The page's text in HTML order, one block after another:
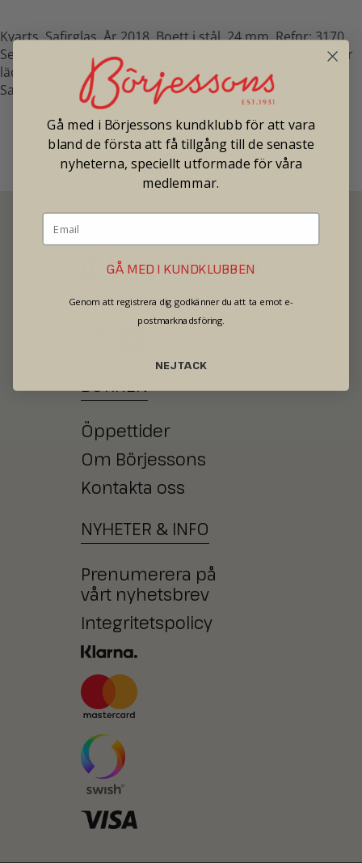
Kvarts. Safirglas. År 2018. Boett i stål, 24 mm. Refnr: 3170.
Serienr: 554231XX. Vit urtavla med romerskt index. Cartier
läderarmband med viklås. Certifikat. Helservad hos Jarl
Sandin. Box. 2 års garanti.
Pris: 36 000
SECOND HAND - JEWELRY - WATCHES
BUTIKEN
Öppettider
Om Börjessons
Kontakta oss
NYHETER & INFO
Prenumerera på
vårt nyhetsbrev
Integritetspolicy
Gå med i Börjessons kundklubb för att vara
bland de första att få tillgång till de senaste
nyheterna, speciellt utformade för våra
medlemmar.
GÅ MED I KUNDKLUBBEN
Genom att registrera dig godkänner du att ta emot e-
postmarknadsföring.
NEJ TACK